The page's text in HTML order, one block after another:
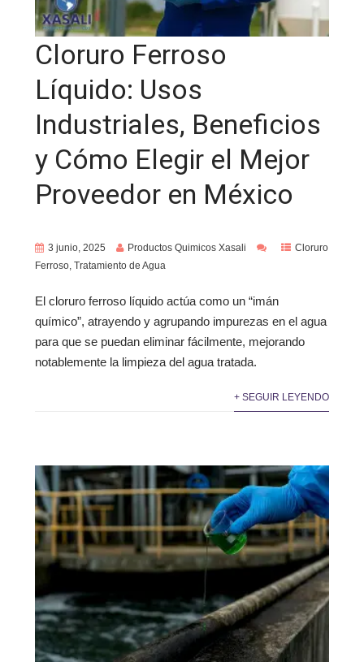
Cloruro Ferroso
Líquido: Usos
Industriales, Beneficios
y Cómo Elegir el Mejor
Proveedor en México
3 junio, 2025 Productos Quimicos Xasali
Cloruro
Ferroso, Tratamiento de Agua
El cloruro ferroso líquido actúa como un “imán
químico”, atrayendo y agrupando impurezas en el agua
para que se puedan eliminar fácilmente, mejorando
notablemente la limpieza del agua tratada.
+ SEGUIR LEYENDO